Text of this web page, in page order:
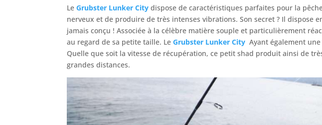
LeGrubster Lunker City dispose de caractéristiques parfaites pour la
nerveux et de produire de très intenses vibrations. Son secret ? Il dispose
jamais conçu ! Associée à la célèbre matière souple et particulièrement
au regard de sa petite taille. LeGrubster Lunker City Ayant également
Quelle que soit la vitesse de récupération, ce petit shad produit ainsi de
grandes distances.